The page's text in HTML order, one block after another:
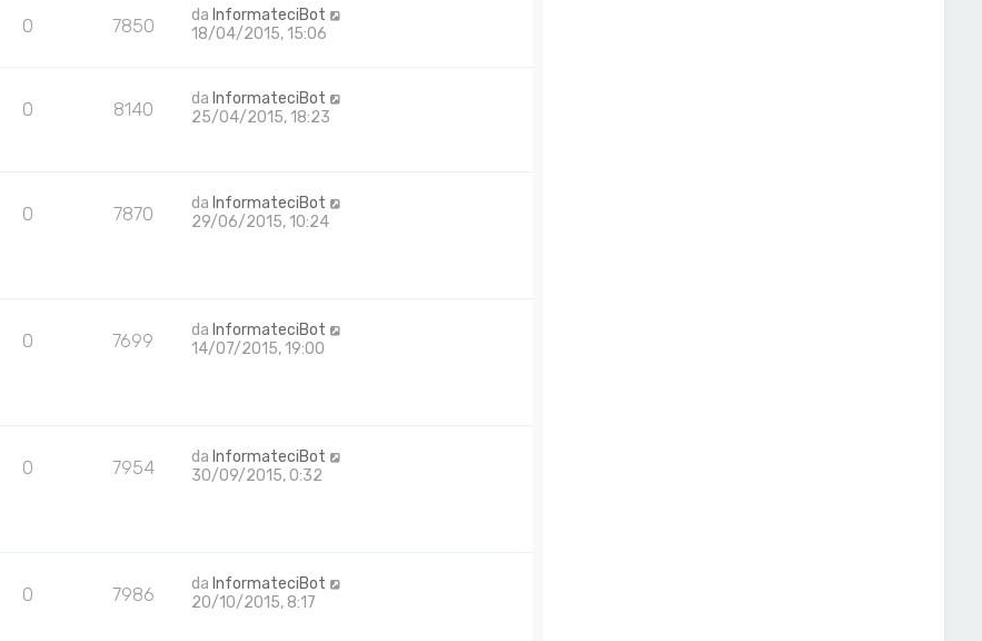
0 7850 da InformateciBot
18/04/2015, 15:06
0 8140 da InformateciBot
25/04/2015, 18:23
0 7870 da InformateciBot
29/06/2015, 10:24
0 7699 da InformateciBot
14/07/2015, 19:00
0 7954 da InformateciBot
30/09/2015, 0:32
0 7986 da InformateciBot
20/10/2015, 8:17